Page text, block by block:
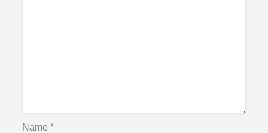
Name*